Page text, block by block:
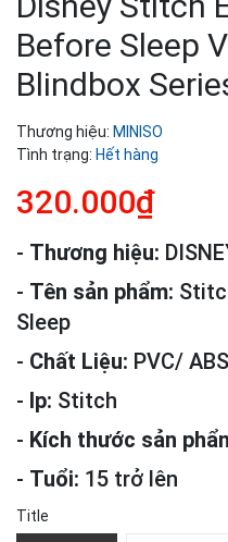
Before Sleep
Blindbox
Thương hiệu: MINISO
Tình trạng: Hết hàng
320.000₫
- Thương hiệu:
- Tên sản phẩm:
Sleep
- Chất Liệu: PVC/ ABS
- Ip: Stitch
- Kích thước sản
- Tuổi: 15 trở lên
Title